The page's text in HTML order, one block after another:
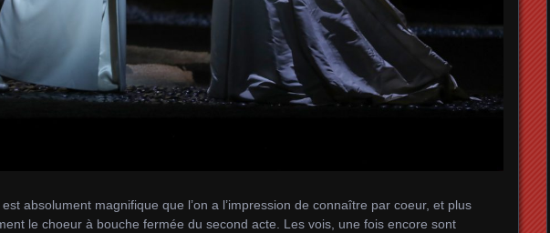
absolument magnifique que l’on a l’impression de connaître par coeur, et plus
le choeur à bouche fermée du second acte. Les vois, une fois encore sont